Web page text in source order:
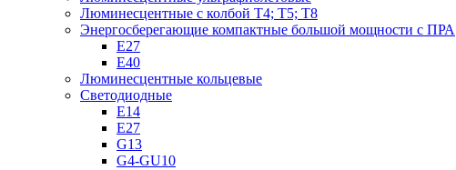
Люминесцентные с колбой Т4; Т5; T8
Энергосберегающие компактные большой мощности с ПРА
Е27
Е40
Люминесцентные кольцевые
Светодиодные
Е14
Е27
G13
G4-GU10